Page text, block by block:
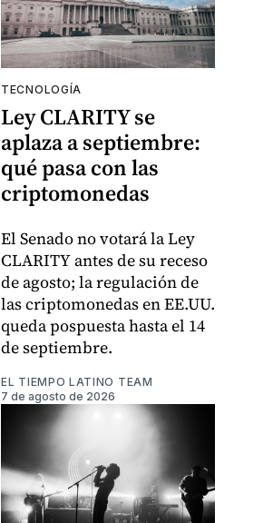
TECNOLOGÍA
Ley CLARITY se
aplaza a septiembre:
qué pasa con las
criptomonedas
El Senado no votará la Ley
CLARITY antes de su receso
de agosto; la regulación de
las criptomonedas en EE.UU.
queda pospuesta hasta el 14
de septiembre.
EL TIEMPO LATINO TEAM
7 de agosto de 2026